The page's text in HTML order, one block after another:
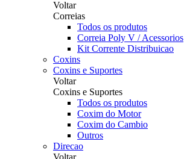
Voltar
Correias
Todos os produtos
Correia Poly V / Acessorios
Kit Corrente Distribuicao
Coxins
Coxins e Suportes
Voltar
Coxins e Suportes
Todos os produtos
Coxim do Motor
Coxim do Cambio
Outros
Direcao
Voltar